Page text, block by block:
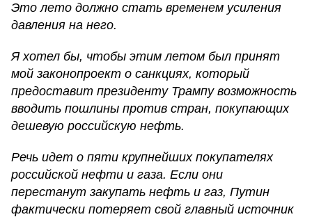
Это лето должно стать временем усиления
давления на него.
Я хотел бы, чтобы этим летом был принят
мой законопроект о санкциях, который
предоставит президенту Трампу возможность
вводить пошлины против стран, покупающих
дешевую российскую нефть.
Речь идет о пяти крупнейших покупателях
российской нефти и газа. Если они
перестанут закупать нефть и газ, Путин
фактически потеряет свой главный источник